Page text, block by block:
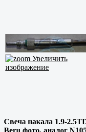
Увеличить
изображение
Свеча накала 1.9-
Beru фото, аналог